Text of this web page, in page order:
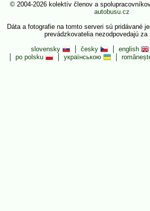
© 2004-2026 kolektív členov a
autobusu.cz
Dáta a fotografie na tomto serveri sú pridávané
prevádzkovatelia nezodpovedajú za
slovensky
česky english
po polsku
українською